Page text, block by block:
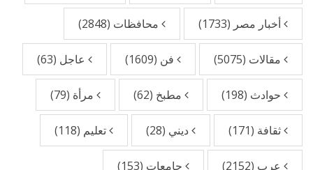
أخبار مصر (1733) محافظات (2848)
مقالات (5075) فن (1609) عاجل (63)
حوادث (198) مطبخ (62) مرأة (79)
ثقافة (171) ديني (28) تعليم (118)
عرب (2152) جامعات (153)